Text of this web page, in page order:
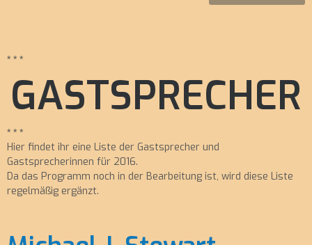
* * *
GASTSPRECHER
* * *
Hier findet ihr eine Liste der Gastsprecher und
Gastsprecherinnen für 2016.
Da das Programm noch in der Bearbeitung ist, wird diese Liste
regelmäßig ergänzt.